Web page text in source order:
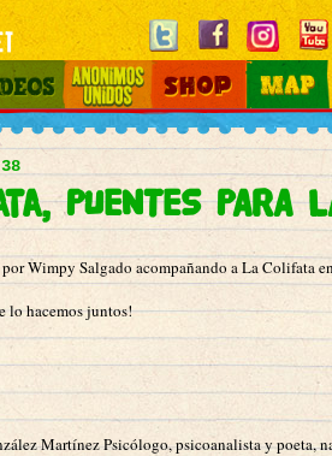
to navigation
Otros Mundos Shop Map
PUENTES PARA
Wimpy Salgado acompañando a La Colifata
lo hacemos juntos!
Martínez Psicólogo, psicoanalista y poeta,